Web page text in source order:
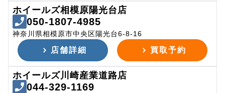
ホイールズ相模原陽光台店
050-1807-4985
神奈川県相模原市中央区陽光台6-8-16
店舗詳細 買取予約
ホイールズ川崎産業道路店
044-329-1169